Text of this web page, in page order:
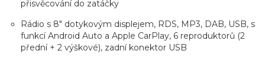
přisvěcování do zatáčky
Rádio s 8" dotykovým displejem, RDS, MP3, DAB, USB, s
funkcí Android Auto a Apple CarPlay, 6 reproduktorů (2
přední + 2 výškové), zadní konektor USB